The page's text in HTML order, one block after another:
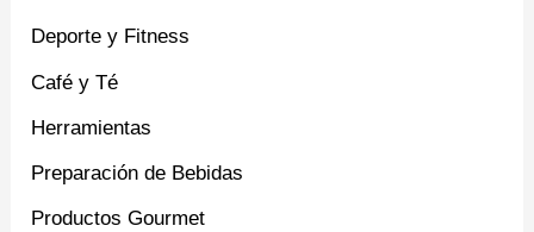
Deporte y Fitness
Café y Té
Herramientas
Preparación de Bebidas
Productos Gourmet